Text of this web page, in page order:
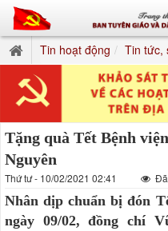
Tin hoạt động Tin tức,
Tặng quà Tết Bệnh
Nguyên
Thứ tư - 10/02/2021 02:41
Nhân dịp chuẩn bị đón
ngày 09/02, đồng chí